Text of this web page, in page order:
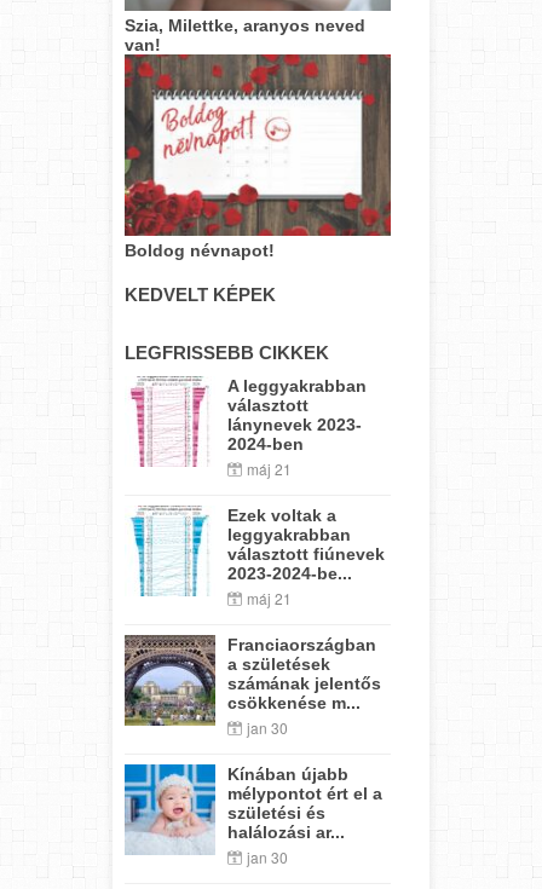
Szia, Milettke, aranyos neved
van!
Boldog névnapot!
KEDVELT KÉPEK
LEGFRISSEBB CIKKEK
A leggyakrabban
választott
lánynevek 2023-
2024-ben
máj 21
Ezek voltak a
leggyakrabban
választott fiúnevek
2023-2024-be...
máj 21
Franciaországban
a születések
számának jelentős
csökkenése m...
jan 30
Kínában újabb
mélypontot ért el a
születési és
halálozási ar...
jan 30